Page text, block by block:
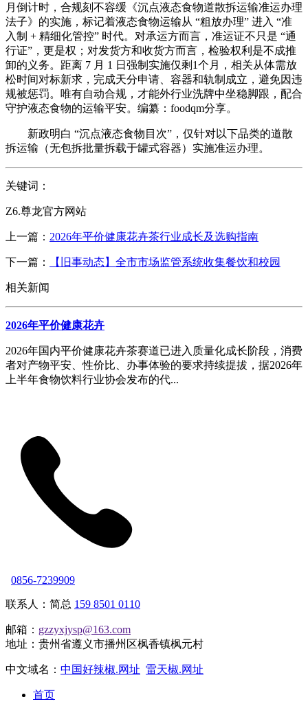
月倒计时，合规刻不容缓《沉点液态食物道散拆运输准运办理
法子》的实施，标记着液态食物运输从 “粗放办理” 进入 “准
入制 + 精细化管控” 时代。对承运方而言，准运证不只是 “通
行证”，更是权；对发货方和收货方而言，检验权利是不成推
卸的义务。距离 7 月 1 日强制实施仅剩1个月，相关从体需放
松时间对标新求，完成天分申请、容器和轨制成立，避免因违
规被惩罚。唯有自动合规，才能外行业洗牌中坐稳脚跟，配合
守护液态食物的运输平安。编纂：foodqm分享。
新政明白 “沉点液态食物目次”，仅针对以下品类的道散
拆运输（无包拆批量拆载于罐式容器）实施准运办理。
关键词：
Z6.尊龙官方网站
上一篇： 2026年平价健康花卉茶行业成长及选购指南
下一篇： 【旧事动态】全市市场监管系统收集餐饮和校园
相关新闻
2026年平价健康花卉
2026年国内平价健康花卉茶赛道已进入质量化成长阶段，消费
者对产物平安、性价比、办事体验的要求持续提拔，据2026年
上半年食物饮料行业协会发布的代...
0856-7239909
联系人：简总 159 8501 0110
邮箱： gzzyxjysp@163.com
地址：贵州省遵义市播州区枫香镇枫元村
中文域名： 中国好辣椒.网址 雷天椒.网址
首页